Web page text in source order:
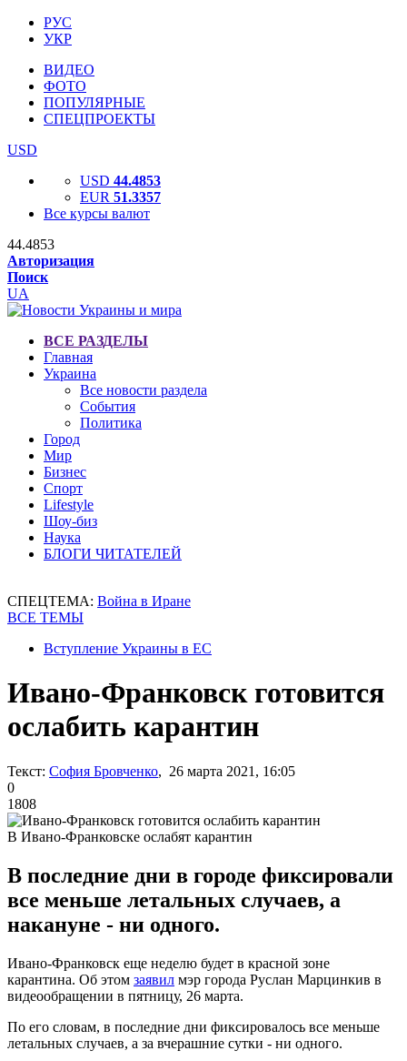
РУС
УКР
ВИДЕО
ФОТО
ПОПУЛЯРНЫЕ
СПЕЦПРОЕКТЫ
USD
USD 44.4853
EUR 51.3357
Все курсы валют
44.4853
Авторизация
Поиск
UA
ВСЕ РАЗДЕЛЫ
Главная
Украина
Все новости раздела
События
Политика
Город
Мир
Бизнес
Спорт
Lifestyle
Шоу-биз
Наука
БЛОГИ ЧИТАТЕЛЕЙ
СПЕЦТЕМА: Война в Иране
ВСЕ ТЕМЫ
Вступление Украины в ЕС
Ивано-Франковск готовится
ослабить карантин
Текст: София Бровченко, 26 марта 2021, 16:05
0
1808
В Ивано-Франковске ослабят карантин
В последние дни в городе фиксировали
все меньше летальных случаев, а
накануне - ни одного.
Ивано-Франковск еще неделю будет в красной зоне
карантина. Об этом заявил мэр города Руслан Марцинкив в
видеообращении в пятницу, 26 марта.
По его словам, в последние дни фиксировалось все меньше
летальных случаев, а за вчерашние сутки - ни одного.